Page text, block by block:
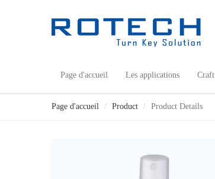
Page d'accueil Les applications Craft
Page d'accueil Product Product Details